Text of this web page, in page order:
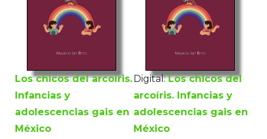
Los chicos del arcoíris.
Infancias y
adolescencias gais en
México
Digital: Los chicos del
arcoíris. Infancias y
adolescencias gais en
México